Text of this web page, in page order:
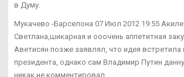
в Думу.
Мукачево -Барселона 07 Июл 2012 19:55
Светлана,шикарная и ооочень аппетитная
Аветисян позже заявлял, что идея
президента, однако сам Владимир Путин
никак не комментировал.